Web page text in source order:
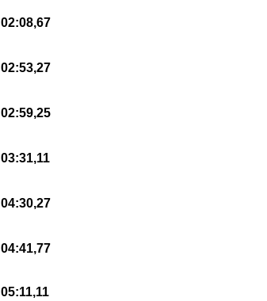
02:08,67
02:53,27
02:59,25
03:31,11
04:30,27
04:41,77
05:11,11